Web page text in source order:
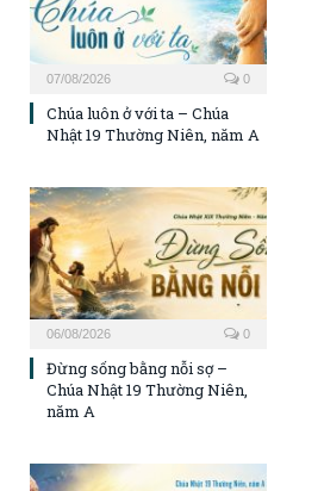
07/08/2026 0
Chúa luôn ở với ta – Chúa
Nhật 19 Thường Niên, năm A
06/08/2026 0
Đừng sống bằng nỗi sợ –
Chúa Nhật 19 Thường Niên,
năm A